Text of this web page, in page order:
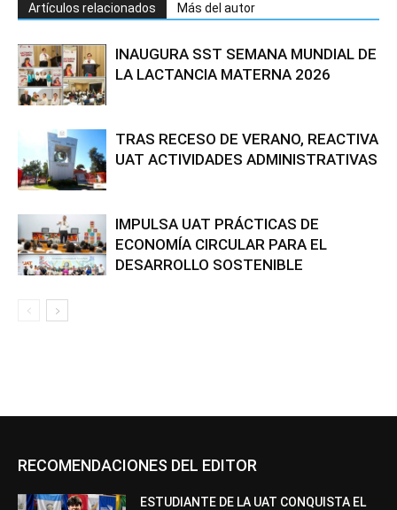
Artículos relacionados Más del autor
INAUGURA SST SEMANA MUNDIAL DE
LA LACTANCIA MATERNA 2026
TRAS RECESO DE VERANO, REACTIVA
UAT ACTIVIDADES ADMINISTRATIVAS
IMPULSA UAT PRÁCTICAS DE
ECONOMÍA CIRCULAR PARA EL
DESARROLLO SOSTENIBLE
RECOMENDACIONES DEL EDITOR
ESTUDIANTE DE LA UAT CONQUISTA EL